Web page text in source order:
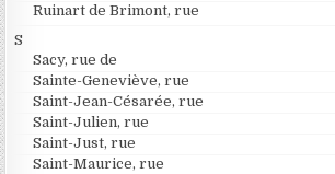
Ruinart de Brimont, rue
S
Sacy, rue de
Sainte-Geneviève, rue
Saint-Jean-Césarée, rue
Saint-Julien, rue
Saint-Just, rue
Saint-Maurice, rue